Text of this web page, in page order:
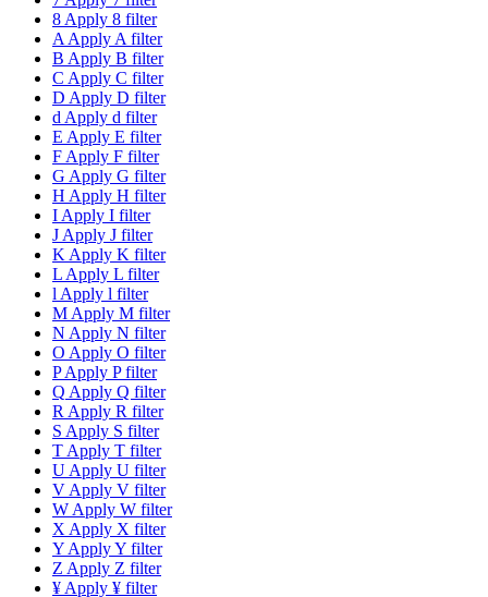
8 Apply 8 filter
A Apply A filter
B Apply B filter
C Apply C filter
D Apply D filter
d Apply d filter
E Apply E filter
F Apply F filter
G Apply G filter
H Apply H filter
I Apply I filter
J Apply J filter
K Apply K filter
L Apply L filter
l Apply l filter
M Apply M filter
N Apply N filter
O Apply O filter
PApply P filter
Q Apply Q filter
R Apply R filter
S Apply S filter
T Apply T filter
U Apply U filter
V Apply V filter
W Apply W filter
X Apply X filter
Y Apply Y filter
Z Apply Z filter
¥ Apply ¥ filter